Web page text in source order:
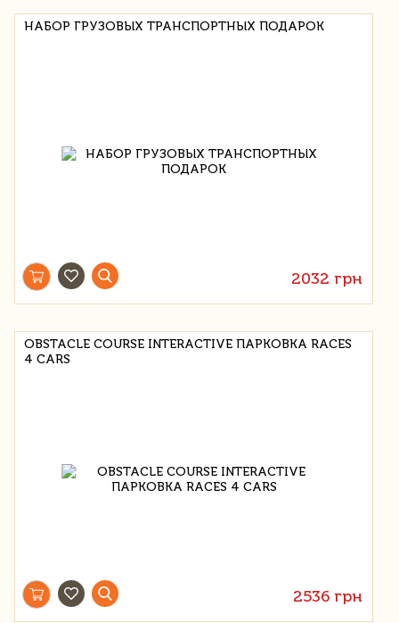
НАБОР ГРУЗОВЫХ ТРАНСПОРТНЫХ ПОДАРОК
2032 грн
OBSTACLE COURSE INTERACTIVE ПАРКОВКА RACES
4 CARS
2536 грн